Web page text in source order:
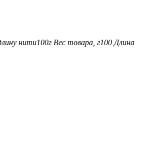
нити100г Вес товара, г100 Длина